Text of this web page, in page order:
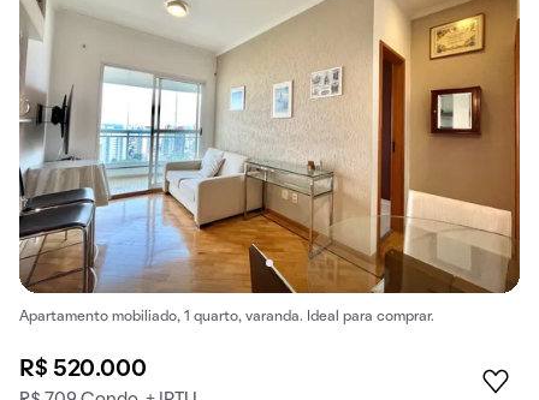
Apartamento mobiliado, 1 quarto, varanda. Ideal para comprar.
R$ 520.000